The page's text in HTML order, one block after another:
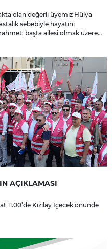
olan değerli üyemiz Hülya
sebebiyle hayatını
başta ailesi olmak üzere
AÇIKLAMASI
11.00’de Kızılay İçecek önünde